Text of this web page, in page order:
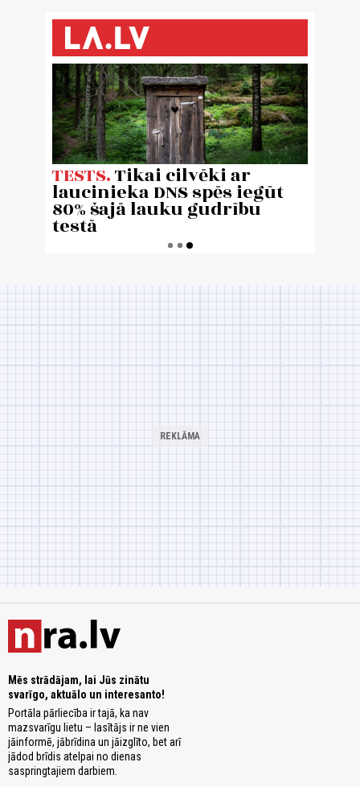
Mēs strādājam, lai Jūs zinātu
svarīgo, aktuālo un interesanto!
Portāla pārliecība ir tajā, ka nav
mazsvarīgu lietu – lasītājs ir ne vien
jāinformē, jābrīdina un jāizglīto, bet arī
jādod brīdis atelpai no dienas
saspringtajiem darbiem.